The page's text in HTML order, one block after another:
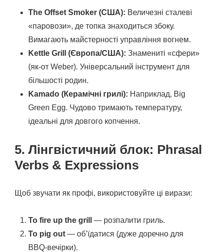
The Offset Smoker (США): Величезні сталеві
«паровози», де топка знаходиться збоку.
Вимагають майстерності управління вогнем.
Kettle Grill (Європа/США): Знамениті «сфери»
(як-от Weber). Універсальний інструмент для
більшості родин.
Kamado (Керамічні грилі): Наприклад, Big
Green Egg. Чудово тримають температуру,
ідеальні для довгого копчення.
5. Лінгвістичний блок: Phrasal
Verbs & Expressions
Щоб звучати як профі, використовуйте ці вирази:
To fire up the grill
— розпалити гриль.
To pig out — об’їдатися (дуже доречно для
BBQ-вечірки).